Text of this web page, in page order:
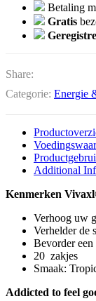
Betaling
Gratis
Share:
Categorie: Energie
Additional
Kenmerken
Verhoog uw
Verhelder de
Bevorder een
20 zakjes
Smaak:
Addicted to feel